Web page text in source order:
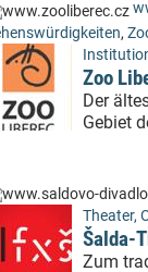
,
Zoo
Der
Gebiet
Theater,
Šalda-
Zum